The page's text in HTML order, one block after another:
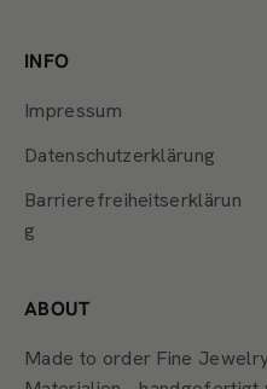
INFO
Impressum
Datenschutzerklärung
Barrierefreiheitserklärun
g
ABOUT
Made to order Fine